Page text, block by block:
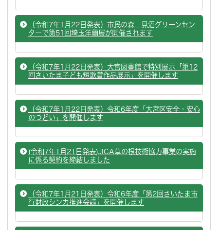
（令和7年1月22日発表）市民の森 見沼グリーンセン
ターで第51回埼玉洋蘭展が開催されます
（令和7年1月22日発表）大宮図書館で特別展示「第12
回さいたま子ども短歌賞作品展示」を開催します
（令和7年1月22日発表）令和6年度「大宮区安全・安心
のつどい」を開催します
(令和7年1月21日発表)JICA草の根技術協力事業の実施
に係る契約を締結しました
（令和7年1月21日発表）令和6年度「第2回さいたま市
行財政シンカ推進会議」を開催します